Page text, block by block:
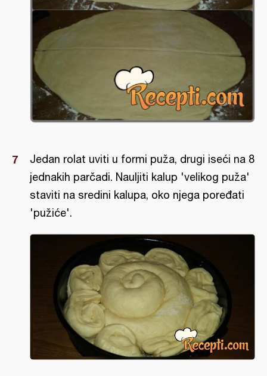
Jedan rolat uviti u formi puža, drugi iseći na 8
jednakih parčadi. Nauljiti kalup 'velikog puža'
staviti na sredini kalupa, oko njega poređati
'pužiće'.